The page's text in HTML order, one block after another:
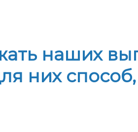
наших
них способ,